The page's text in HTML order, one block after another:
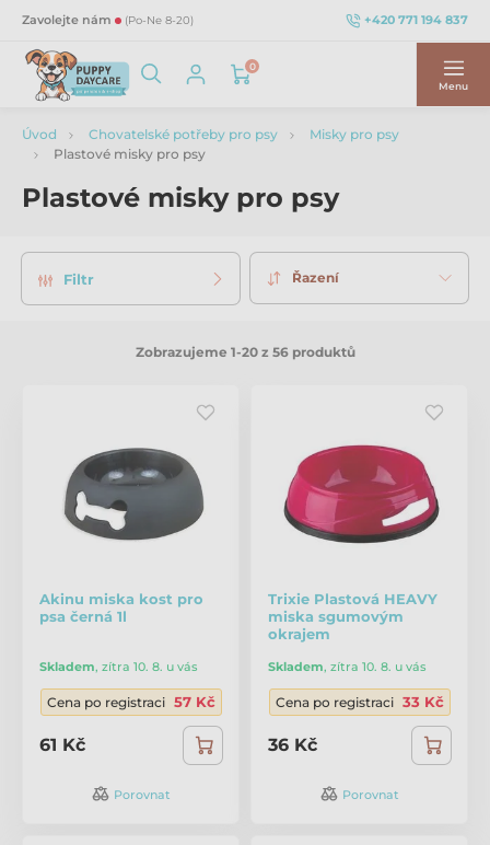
Zavolejte nám (Po-Ne 8-20) +420 771 194 837
0
Menu
Úvod Chovatelské potřeby pro psy
Misky pro psy
Plastové misky pro psy
Plastové misky pro psy
Filtr Řazení
Zobrazujeme 1-20 z 56 produktů
Akinu miska kost pro
psa černá 1l
Skladem, zítra 10. 8. u vás
Cena po registraci 57 Kč
61 Kč
Porovnat
Trixie Plastová HEAVY
miska sgumovým
okrajem
Skladem, zítra 10. 8. u vás
Cena po registraci 33 Kč
36 Kč
Porovnat